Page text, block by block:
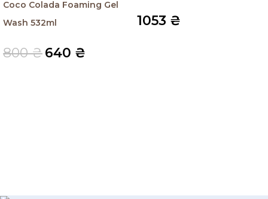
Coco Colada Foaming Gel
Wash 532ml
800₴640 ₴
1053 ₴